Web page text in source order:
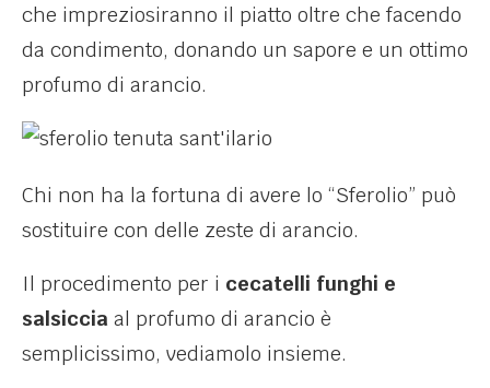
che impreziosiranno il piatto oltre che facendo
da condimento, donando un sapore e un ottimo
profumo di arancio.
Chi non ha la fortuna di avere lo “Sferolio” può
sostituire con delle zeste di arancio.
Il procedimento per i cecatelli funghi e
salsiccia al profumo di arancio è
semplicissimo, vediamolo insieme.